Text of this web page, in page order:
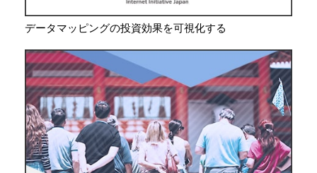
データマッピングの投資効果を可視化する